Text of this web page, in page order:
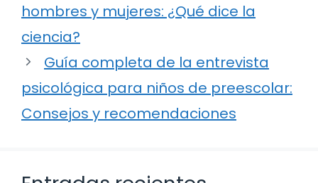
hombres y mujeres: ¿Qué dice la
ciencia?
Guía completa de la entrevista
psicológica para niños de preescolar:
Consejos y recomendaciones